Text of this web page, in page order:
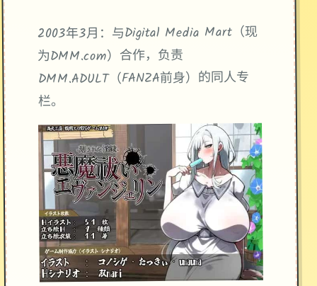
2003年3月：与Digital Media Mart（现
为DMM.com）合作，负责
DMM.ADULT（FANZA前身）的同人专
栏。